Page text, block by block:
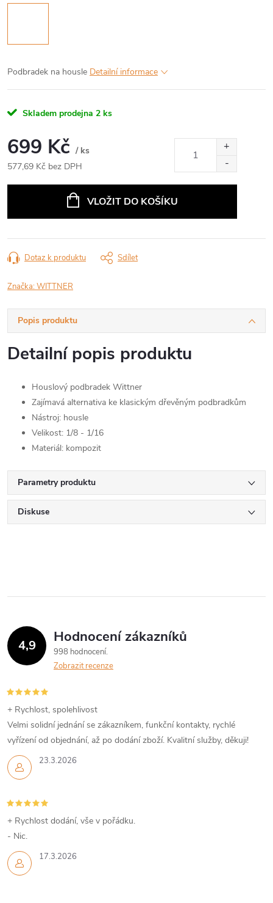
Podbradek na housle Detailní informace
Skladem prodejna 2 ks
699 Kč / ks
577,69 Kč bez DPH
VLOŽIT DO KOŠÍKU
Dotaz k produktu Sdílet
Značka:WITTNER
Popis produktu
Detailní popis produktu
Houslový podbradek Wittner
Zajímavá alternativa ke klasickým dřevěným podbradkům
Nástroj: housle
Velikost: 1/8 - 1/16
Materiál: kompozit
Parametry produktu
Diskuse
4,9 Hodnocení zákazníků
998 hodnocení
Zobrazit recenze
23.3.2026
+ Rychlost, spolehlivost
Velmi solidní jednání se zákazníkem, funkční kontakty, rychlé
vyřízení od objednání, až po dodání zboží. Kvalitní služby, děkuji!
17.3.2026
+ Rychlost dodání, vše v pořádku.
- Nic.